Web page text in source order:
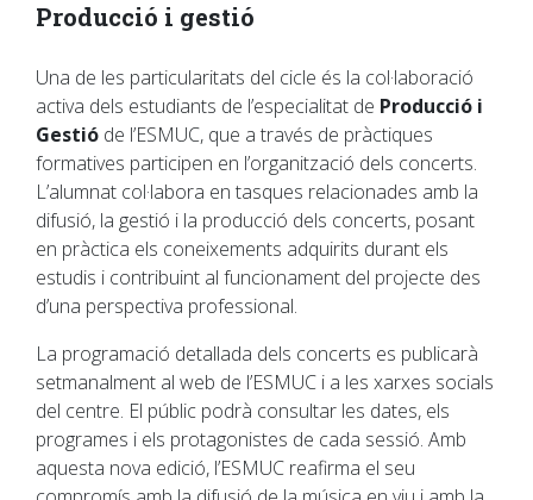
Producció i gestió
Una de les particularitats del cicle és la col·laboració
activa dels estudiants de l’especialitat de Producció i
Gestió de l’ESMUC, que a través de pràctiques
formatives participen en l’organització dels concerts.
L’alumnat col·labora en tasques relacionades amb la
difusió, la gestió i la producció dels concerts, posant
en pràctica els coneixements adquirits durant els
estudis i contribuint al funcionament del projecte des
d’una perspectiva professional.
La programació detallada dels concerts es publicarà
setmanalment al web de l’ESMUC i a les xarxes socials
del centre. El públic podrà consultar les dates, els
programes i els protagonistes de cada sessió. Amb
aquesta nova edició, l’ESMUC reafirma el seu